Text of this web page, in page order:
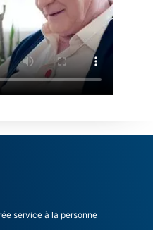
service à la personne